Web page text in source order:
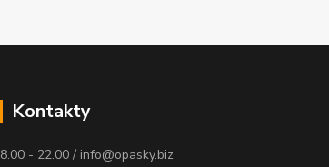
Kontakty
8.00 - 22.00 / info@opasky.biz